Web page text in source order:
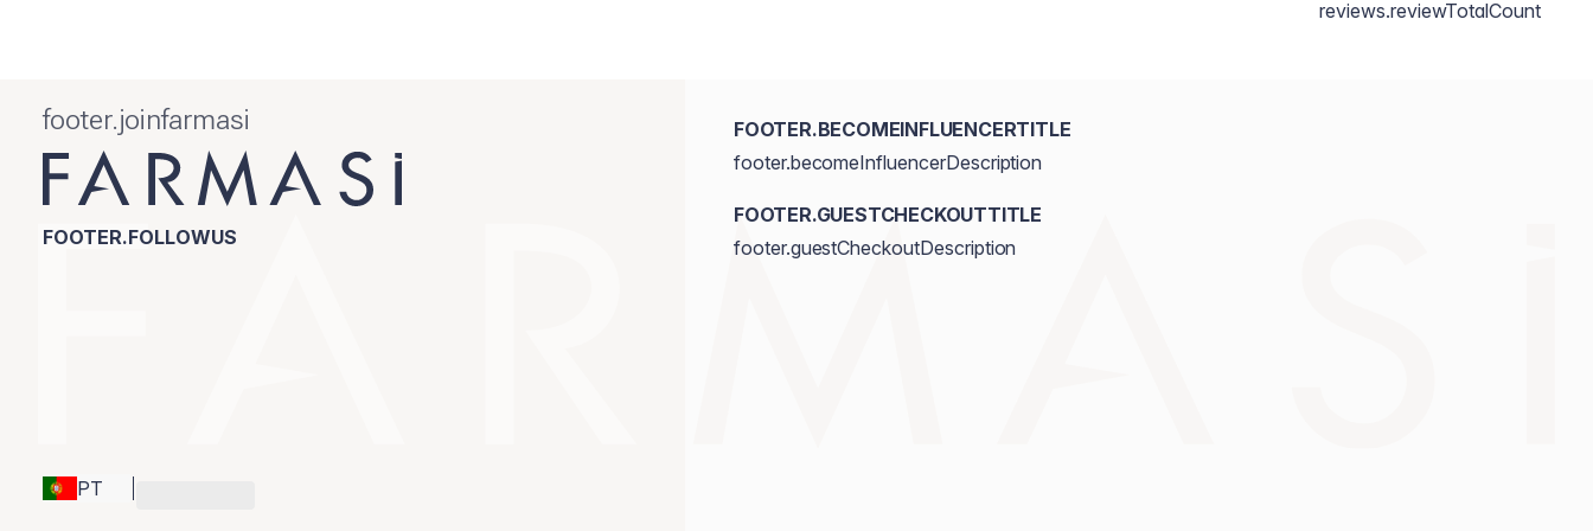
reviews.reviewTotalCount
footer.joinfarmasi
FOOTER.FOLLOWUS
PT
FOOTER.BECOMEINFLUENCERTITLE
footer.becomeInfluencerDescription
FOOTER.GUESTCHECKOUTTITLE
footer.guestCheckoutDescription